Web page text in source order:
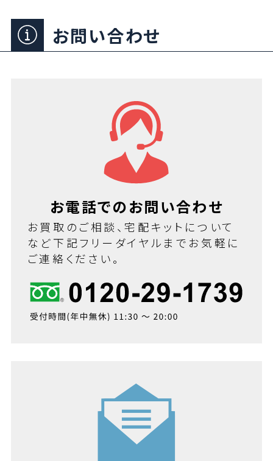
お問い合わせ
お電話でのお問い合わせ
お買取のご相談、宅配キットについて
など下記フリーダイヤルまでお気軽に
ご連絡ください。